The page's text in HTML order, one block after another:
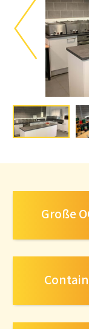
Große